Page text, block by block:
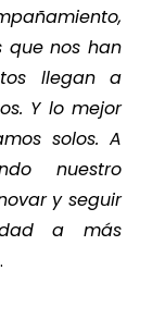
que nos han
llegan a
Y lo mejor
solos. A
nuestro
y seguir
a más